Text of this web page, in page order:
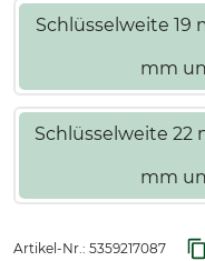
Schlüsselweite 19
mm
Schlüsselweite 22
mm
Artikel-Nr.: 5359217087